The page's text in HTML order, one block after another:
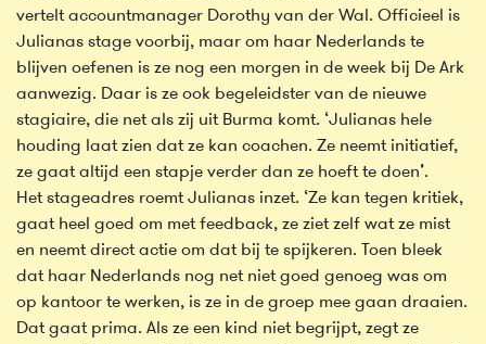
vertelt accountmanager Dorothy van der Wal. Officieel is
Julianas stage voorbij, maar om haar Nederlands te
blijven oefenen is ze nog een morgen in de week bij De Ark
aanwezig. Daar is ze ook begeleidster van de nieuwe
stagiaire, die net als zij uit Burma komt. ‘Julianas hele
houding laat zien dat ze kan coachen. Ze neemt initiatief,
ze gaat altijd een stapje verder dan ze hoeft te doen’.
Het stageadres roemt Julianas inzet. ‘Ze kan tegen kritiek,
gaat heel goed om met feedback, ze ziet zelf wat ze mist
en neemt direct actie om dat bij te spijkeren. Toen bleek
dat haar Nederlands nog net niet goed genoeg was om
op kantoor te werken, is ze in de groep mee gaan draaien.
Dat gaat prima. Als ze een kind niet begrijpt, zegt ze